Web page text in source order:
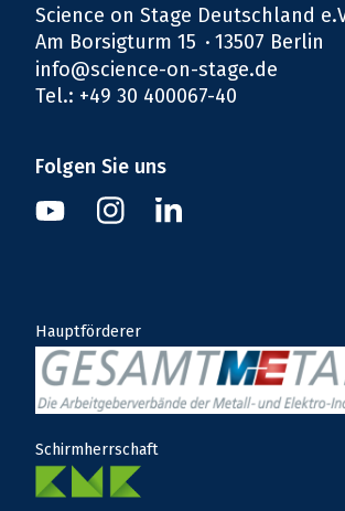
Science on Stage Deutschland
Am Borsigturm 15
13507 Berlin
info@science-on-stage.de
Tel.: +49 30 400067-40
Folgen Sie uns
YoutubeInstagramLinkedin
Hauptförderer
Schirmherrschaft